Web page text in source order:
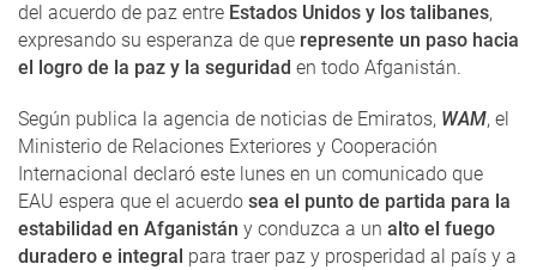
del acuerdo de paz entre Estados Unidos y los talibanes,
expresando su esperanza de que represente un paso hacia
el logro de la paz y la seguridad en todo Afganistán.
Según publica la agencia de noticias de Emiratos, WAM, el
Ministerio de Relaciones Exteriores y Cooperación
Internacional declaró este lunes en un comunicado que
EAU espera que el acuerdo sea el punto de partida para la
estabilidad en Afganistán y conduzca a un alto el fuego
duradero e integral para traer paz y prosperidad al país y a